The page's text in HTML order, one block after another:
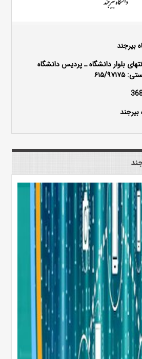
بیرجند
بلوار دانشگاه ـ پردیس دانشگاه
۹۷۱۷۵
بیرجند